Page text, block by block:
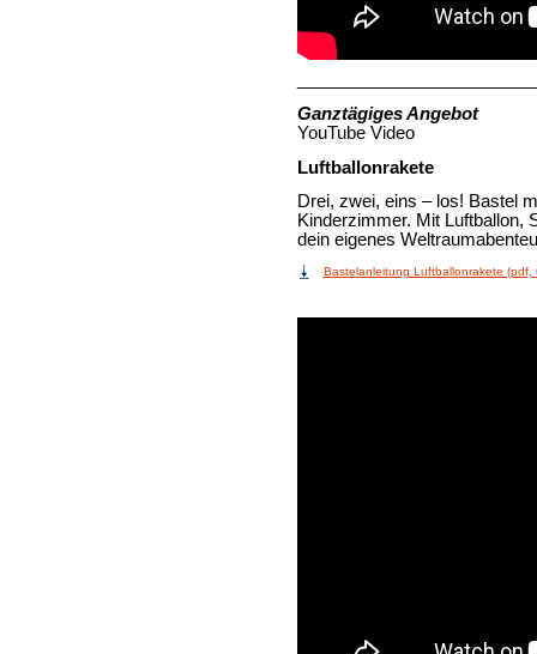
Ganztägiges Angebot
YouTube Video
Luftballonrakete
Drei, zwei, eins – los! Bastel
Kinderzimmer. Mit Luftballon,
dein eigenes
Bastelanleitung Luftballonrakete